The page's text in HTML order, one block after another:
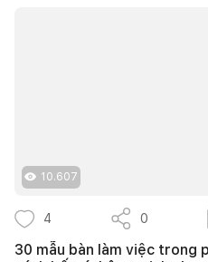
10.607
4 0
30 mẫu bàn làm việc trong